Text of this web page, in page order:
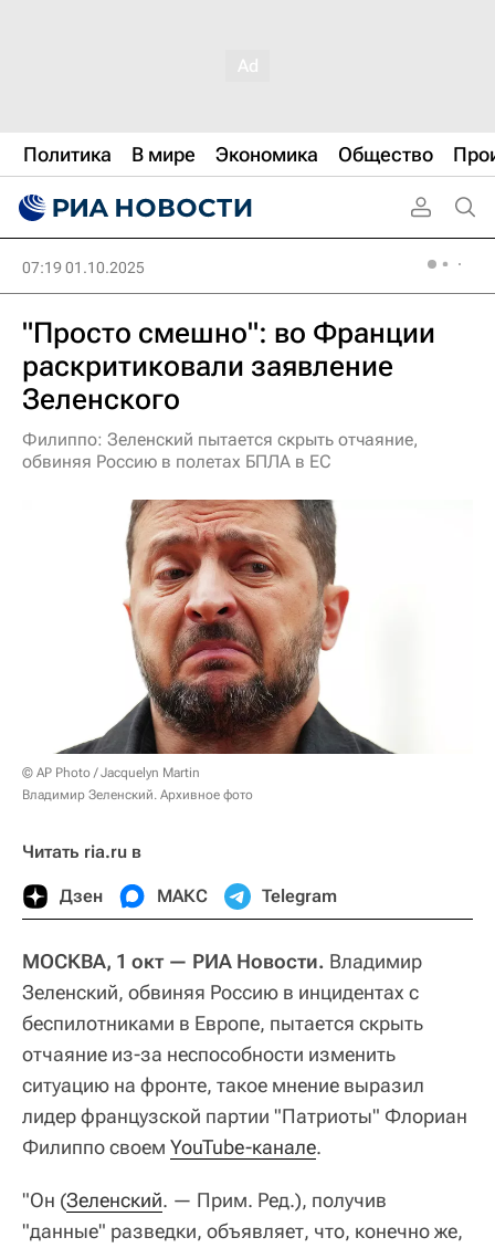
Политика В мире Экономика Общество
07:19 01.10.2025
"Просто смешно": во Франции
раскритиковали заявление
Зеленского
Филиппо: Зеленский пытается скрыть отчаяние,
обвиняя Россию в полетах БПЛА в ЕС
© AP Photo / Jacquelyn Martin
Владимир Зеленский. Архивное фото
Читать ria.ru в
Дзен МАКС Telegram
МОСКВА, 1 окт — РИА Новости. Владимир
Зеленский, обвиняя Россию в инцидентах с
беспилотниками в Европе, пытается скрыть
отчаяние из-за неспособности изменить
ситуацию на фронте, такое мнение выразил
лидер французской партии "Патриоты" Флориан
Филиппо своем YouTube-канале.
"Он (Зеленский. — Прим. Ред.), получив
"данные" разведки, объявляет, что, конечно же,